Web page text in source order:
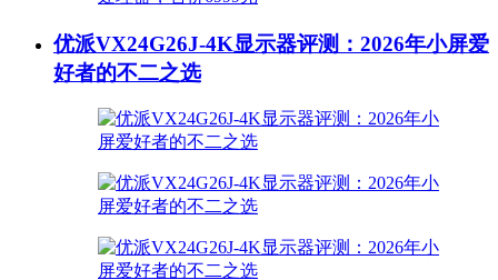
优派VX24G26J-4K显示器评测：2026年小屏爱
好者的不二之选